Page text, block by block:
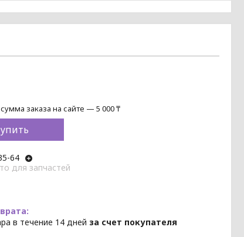
заказа на сайте — 5 000 ₸
64
для запчастей
в течение 14 дней за счет покупателя